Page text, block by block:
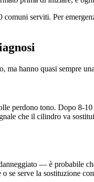
serviti. Per
hanno quasi sempre
perdono tono. Dopo 8-
che il cilindro va
— è probabile
se serve la sostituzione